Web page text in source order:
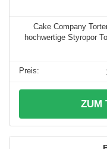
Cake Company
hochwertige Styropor
ZUM